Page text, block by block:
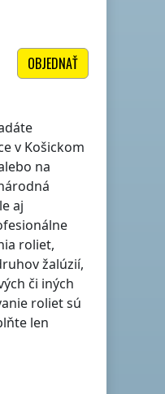
OBJEDNAŤ
v Košickom
na
aj
roliet,
žalúzií,
či iných
roliet sú
len